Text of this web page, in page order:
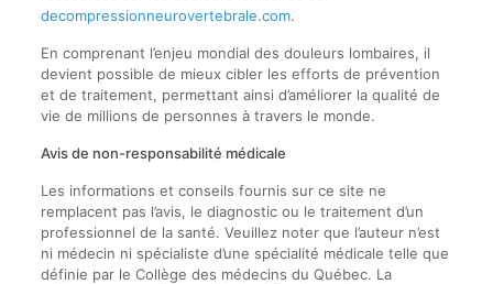
decompressionneurovertebrale.com.
En comprenant l’enjeu mondial des douleurs lombaires, il
devient possible de mieux cibler les efforts de prévention
et de traitement, permettant ainsi d’améliorer la qualité de
vie de millions de personnes à travers le monde.
Avis de non-responsabilité médicale
Les informations et conseils fournis sur ce site ne
remplacent pas l’avis, le diagnostic ou le traitement d’un
professionnel de la santé. Veuillez noter que l’auteur n’est
ni médecin ni spécialiste d’une spécialité médicale telle que
définie par le Collège des médecins du Québec. La